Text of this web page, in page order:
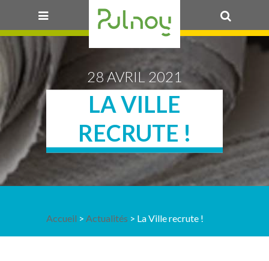
28 AVRIL 2021
LA VILLE
RECRUTE !
Accueil >Actualités > La Ville recrute !